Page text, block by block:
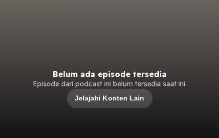
Belum ada episode tersedia
Episode dari podcast ini belum tersedia saat ini.
Jelajahi Konten Lain